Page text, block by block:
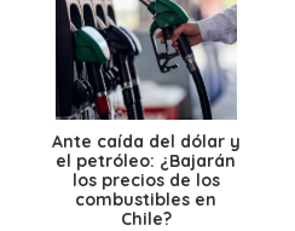
Ante caída del dólar y
el petróleo: ¿Bajarán
los precios de los
combustibles en
Chile?